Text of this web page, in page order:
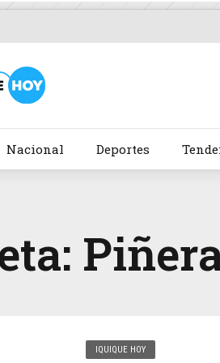
Nacional Deportes
IQUIQUE HOY